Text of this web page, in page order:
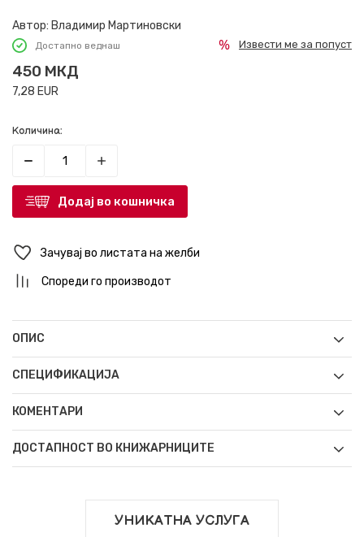
Автор: Владимир Мартиновски
Достапно веднаш
450 МКД
7,28 EUR
Извести ме за попуст
Количина:
Додај во кошничка
Зачувај во листата на желби
Спореди го производот
ОПИС
СПЕЦИФИКАЦИЈА
КОМЕНТАРИ
ДОСТАПНОСТ ВО КНИЖАРНИЦИТЕ
УНИКАТНА УСЛУГА